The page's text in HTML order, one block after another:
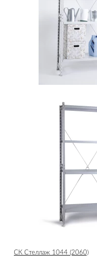
СК Стеллаж 1044 (2060)